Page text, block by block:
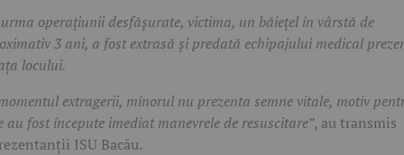
operațiunii desfășurate, victima, un băiețel în vârstă de
3 ani, a fost extrasă și predată echipajului medical
locului.
extragerii, minorul nu prezenta semne vitale, motiv
au fost începute imediat manevrele de resuscitare”, au transmis
ISU Bacău.